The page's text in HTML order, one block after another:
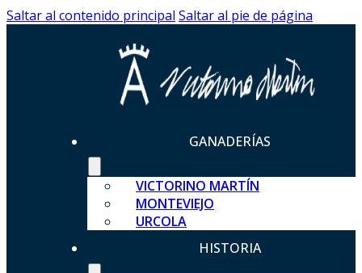
Saltar al contenido principal Saltar al pie de página
GANADERÍAS
VICTORINO MARTÍN
MONTEVIEJO
URCOLA
HISTORIA